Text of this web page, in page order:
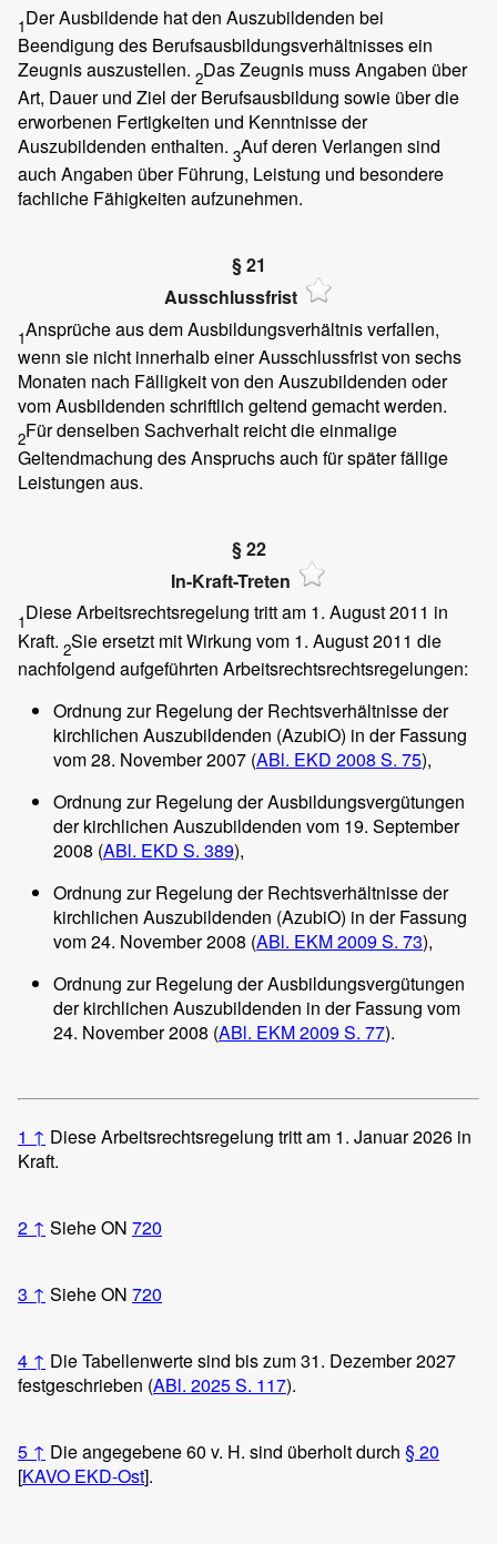
1Der Ausbildende hat den Auszubildenden bei
Beendigung des Berufsausbildungsverhältnisses ein
Zeugnis auszustellen. 2Das Zeugnis muss Angaben über
Art, Dauer und Ziel der Berufsausbildung sowie über die
erworbenen Fertigkeiten und Kenntnisse der
Auszubildenden enthalten. 3Auf deren Verlangen sind
auch Angaben über Führung, Leistung und besondere
fachliche Fähigkeiten aufzunehmen.
§ 21
Ausschlussfrist
1Ansprüche aus dem Ausbildungsverhältnis verfallen,
wenn sie nicht innerhalb einer Ausschlussfrist von sechs
Monaten nach Fälligkeit von den Auszubildenden oder
vom Ausbildenden schriftlich geltend gemacht werden.
2Für denselben Sachverhalt reicht die einmalige
Geltendmachung des Anspruchs auch für später fällige
Leistungen aus.
§ 22
In-Kraft-Treten
1Diese Arbeitsrechtsregelung tritt am 1. August 2011 in
Kraft. 2Sie ersetzt mit Wirkung vom 1. August 2011 die
nachfolgend aufgeführten Arbeitsrechtsrechtsregelungen:
Ordnung zur Regelung der Rechtsverhältnisse der
kirchlichen Auszubildenden (AzubiO) in der Fassung
vom 28. November 2007 (ABl. EKD 2008 S. 75),
Ordnung zur Regelung der Ausbildungsvergütungen
der kirchlichen Auszubildenden vom 19. September
2008 (ABl. EKD S. 389),
Ordnung zur Regelung der Rechtsverhältnisse der
kirchlichen Auszubildenden (AzubiO) in der Fassung
vom 24. November 2008 (ABl. EKM 2009 S. 73),
Ordnung zur Regelung der Ausbildungsvergütungen
der kirchlichen Auszubildenden in der Fassung vom
24. November 2008 (ABl. EKM 2009 S. 77).
1 ↑ Diese Arbeitsrechtsregelung tritt am 1. Januar 2026 in
Kraft.
2 ↑ Siehe ON 720
3 ↑ Siehe ON 720
4 ↑ Die Tabellenwerte sind bis zum 31. Dezember 2027
festgeschrieben (ABl. 2025 S. 117).
5 ↑ Die angegebene 60 v. H. sind überholt durch § 20
[KAVO EKD-Ost].